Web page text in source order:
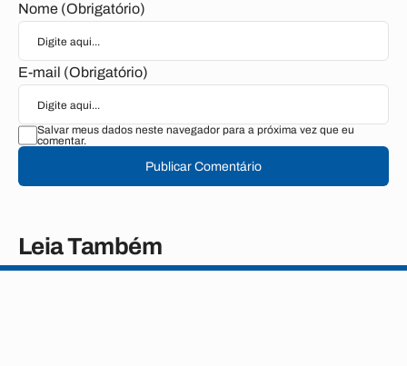
Nome (Obrigatório)
E-mail (Obrigatório)
Salvar meus dados neste navegador para a próxima vez que eu
comentar.
Publicar Comentário
Leia Também